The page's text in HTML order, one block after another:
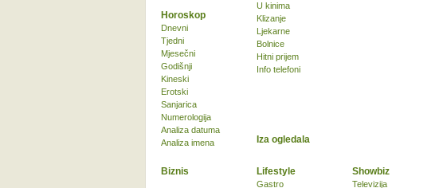
U kinima
Klizanje
Ljekarne
Bolnice
Hitni prijem
Info telefoni
Biznis Lifestyle
Gastro
Showbiz
Televizija
Horoskop
Dnevni
Tjedni
Mjesečni
Godišnji
Kineski
Erotski
Sanjarica
Numerologija
Analiza datuma
Analiza imena
Iza ogledala